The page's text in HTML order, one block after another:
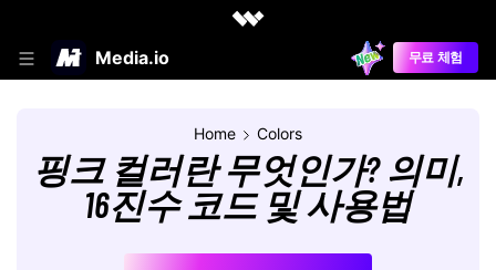
Media.io 무료 체험
Home Colors
핑크 컬러란 무엇인가? 의미,
16진수 코드 및 사용법